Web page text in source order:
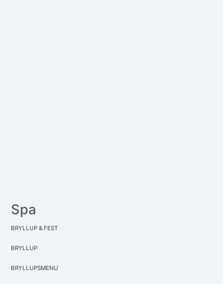
Spa
BRYLLUP & FEST
BRYLLUP
BRYLLUPSMENU